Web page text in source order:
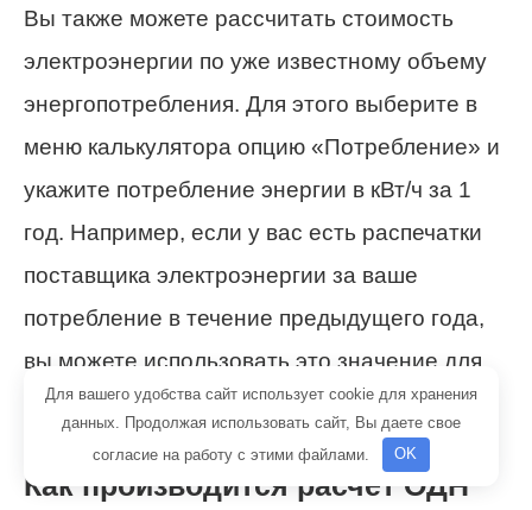
Вы также можете рассчитать стоимость
электроэнергии по уже известному объему
энергопотребления. Для этого выберите в
меню калькулятора опцию «Потребление» и
укажите потребление энергии в кВт/ч за 1
год. Например, если у вас есть распечатки
поставщика электроэнергии за ваше
потребление в течение предыдущего года,
вы можете использовать это значение для
работы нашего калькулятора.
Как производится расчет ОДН
Для вашего удобства сайт использует cookie для хранения
данных. Продолжая использовать сайт, Вы даете свое
согласие на работу с этими файлами.
OK